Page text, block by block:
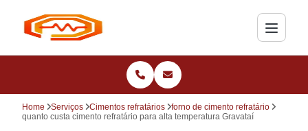
Home Serviços Cimentos refratários
forno de cimento refratário
quanto custa cimento refratário para alta temperatura Gravataí